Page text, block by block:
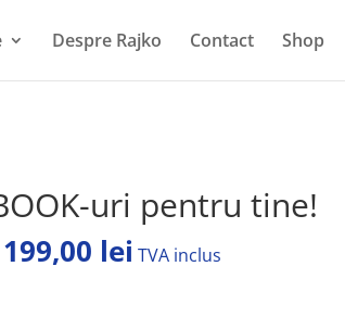
Despre Rajko Contact Shop
uri pentru tine!
Prețul
199,00 leiPrețul
TVA inclus